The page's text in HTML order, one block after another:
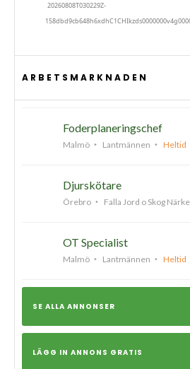
ARBETSMARKNADEN
Foderplaneringschef
Malmö Lantmännen Heltid
Djurskötare
Örebro Falla Jord o Skog
OT Specialist
Malmö Lantmännen Heltid
SE ALLA ANNONSER
LÄGG IN ANNONS GRATIS